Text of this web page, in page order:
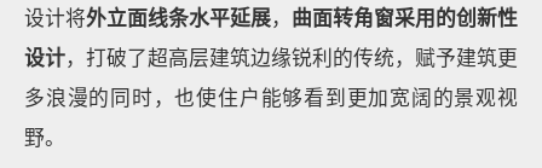
设计将外立面线条水平延展， 曲面转角窗采用的创新性
设计，打破了超高层建筑边缘锐利的传统，赋予建筑更
多浪漫的同时，也使住户能够看到更加宽阔的景观视
野。